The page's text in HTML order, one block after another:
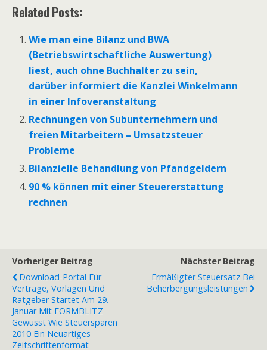
Related Posts:
Wie man eine Bilanz und BWA
(Betriebswirtschaftliche Auswertung)
liest, auch ohne Buchhalter zu sein,
darüber informiert die Kanzlei Winkelmann
in einer Infoveranstaltung
Rechnungen von Subunternehmern und
freien Mitarbeitern – Umsatzsteuer
Probleme
Bilanzielle Behandlung von Pfandgeldern
90 % können mit einer Steuererstattung
rechnen
Vorheriger Beitrag
Download-Portal Für
Verträge, Vorlagen Und
Ratgeber Startet Am 29.
Januar Mit FORMBLITZ
Gewusst Wie Steuersparen
2010 Ein Neuartiges
Zeitschriftenformat
Nächster Beitrag
Ermäßigter Steuersatz Bei
Beherbergungsleistungen